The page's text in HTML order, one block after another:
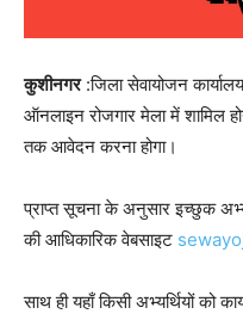
कुशीनगर:जिला सेवायोजन
ऑनलाइन रोजगार मेला में शामिल
तक आवेदन करना होगा।
प्राप्त सूचना के अनुसार इच्छुक
की आधिकारिक वेबसाइट
साथ ही यहाँ किसी अभ्यर्थियों को